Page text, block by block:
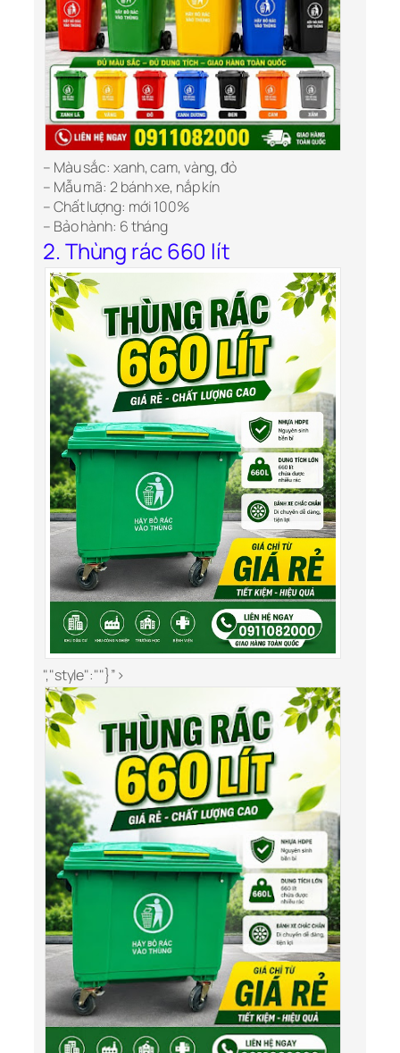
– Màu sắc: xanh, cam, vàng, đỏ
– Mẫu mã: 2 bánh xe, nắp kín
– Chất lượng: mới 100%
– Bảo hành: 6 tháng
2. Thùng rác 660 lít
","style":""}”>